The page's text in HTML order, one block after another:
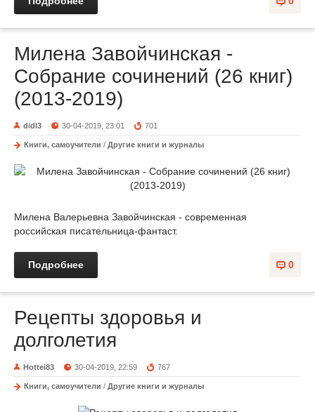
Милена Завойчинская -
Собрание сочинений (26 книг)
(2013-2019)
didl3 30-04-2019, 23:01 701
Книги, самоучители / Другие книги и журналы
Милена Валерьевна Завойчинская - современная
российская писательница-фантаст.
0
Подробнее
Рецепты здоровья и
долголетия
Hottei83 30-04-2019, 22:59 767
Книги, самоучители / Другие книги и журналы